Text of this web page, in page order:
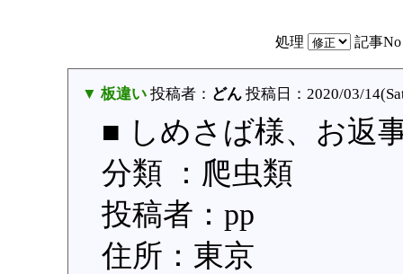
処理 記事
▼ 板違い投稿者： どん投稿日：2020/03/
■ しめさば様、お返
分類 ：爬虫類
投稿者：pp
住所：東京